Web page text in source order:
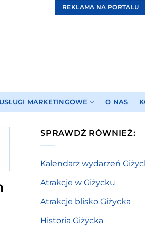
REKLAMA NA PORTALU
USŁUGI MARKETINGOWE O NAS
SPRAWDŹ RÓWNIEŻ:
Kalendarz wydarzeń
Atrakcje w Giżycku
Atrakcje blisko Giżycka
Historia Giżycka